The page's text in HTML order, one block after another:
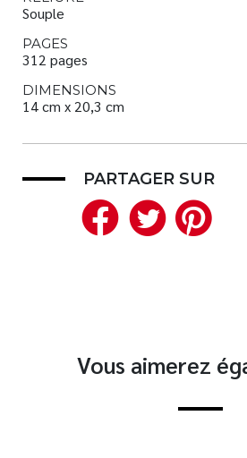
Souple
PAGES
312 pages
DIMENSIONS
14 cm x 20,3 cm
PARTAGER SUR
Vous aimerez